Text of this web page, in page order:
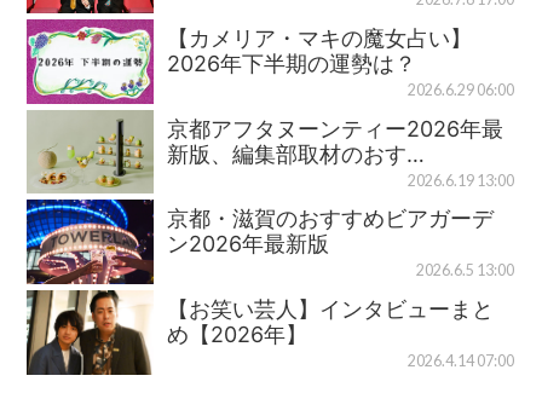
【カメリア・マキの魔女占い】
2026年下半期の運勢は？
2026.6.29 06:00
京都アフタヌーンティー2026年最
新版、編集部取材のおす…
2026.6.19 13:00
京都・滋賀のおすすめビアガーデ
ン2026年最新版
2026.6.5 13:00
【お笑い芸人】インタビューまと
め【2026年】
2026.4.14 07:00